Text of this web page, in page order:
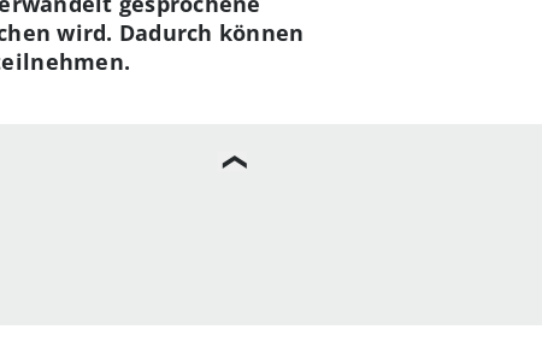
wird. Dadurch können